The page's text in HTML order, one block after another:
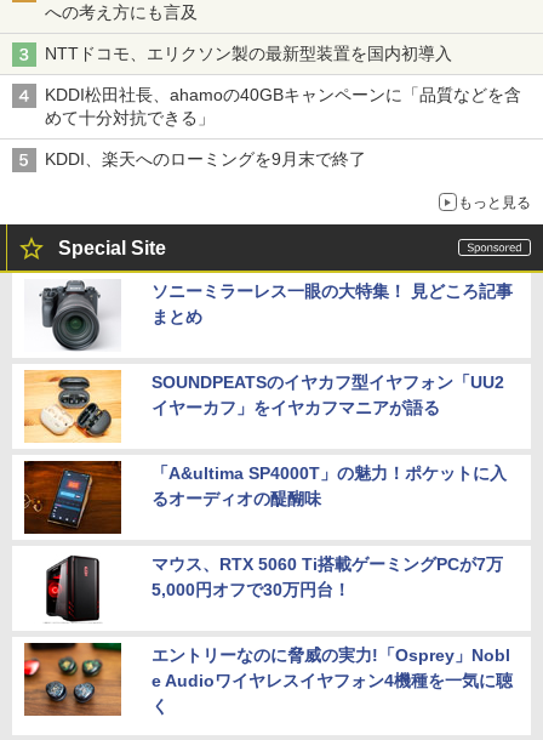
への考え方にも言及
NTTドコモ、エリクソン製の最新型装置を国内初導入
KDDI松田社長、ahamoの40GBキャンペーンに「品質などを含
めて十分対抗できる」
KDDI、楽天へのローミングを9月末で終了
もっと見る
Special Site
ソニーミラーレス一眼の大特集！ 見どころ記事
まとめ
SOUNDPEATSのイヤカフ型イヤフォン「UU2
イヤーカフ」をイヤカフマニアが語る
「A&ultima SP4000T」の魅力！ポケットに入
るオーディオの醍醐味
マウス、RTX 5060 Ti搭載ゲーミングPCが7万
5,000円オフで30万円台！
エントリーなのに脅威の実力!「Osprey」Nobl
e Audioワイヤレスイヤフォン4機種を一気に聴
く